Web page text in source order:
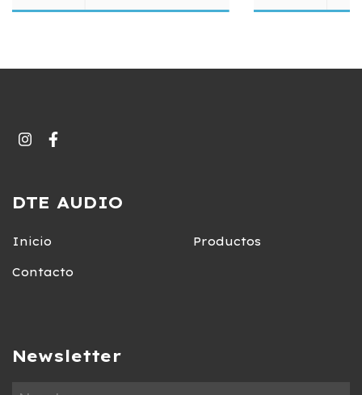
DTE AUDIO
Inicio Productos
Contacto
Newsletter